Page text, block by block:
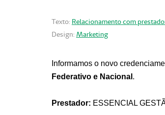
Texto: Relacionamento com
Design: Marketing
Informamos o novo
Federativo e Nacional .
Prestador: ESSENCIAL